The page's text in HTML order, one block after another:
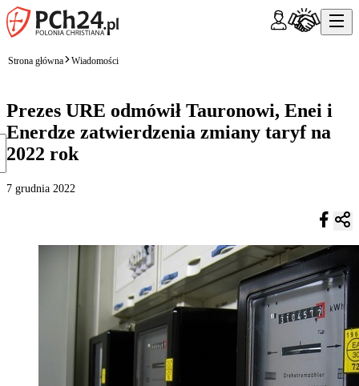
Strona główna Wiadomości
Prezes URE odmówił Tauronowi, Enei i
Enerdze zatwierdzenia zmiany taryf na
2022 rok
7 grudnia 2022